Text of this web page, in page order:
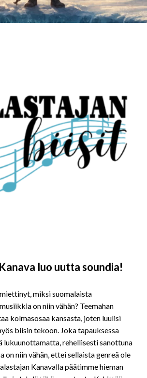
luo uutta soundia!
miksi suomalaista
on niin vähän? Teemahan
kolmasosaa kansasta, joten luulisi
biisin tekoon. Joka tapauksessa
lukuunottamatta, rehellisesti sanottuna
on niin vähän, ettei sellaista genreä ole
Kanavalla päätimme hieman